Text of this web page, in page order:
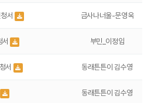
청서 금사나너울-문영옥
서 부민_이정임
서 동래튼튼이 김수영
동래튼튼이 김수영